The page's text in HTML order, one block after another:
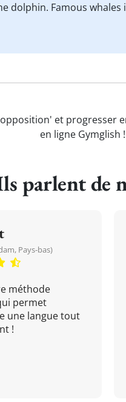
dolphin. Famous
et progresser
en ligne Gymglish !
parlent de
Pays-bas)
méthode
permet
une langue tout
!